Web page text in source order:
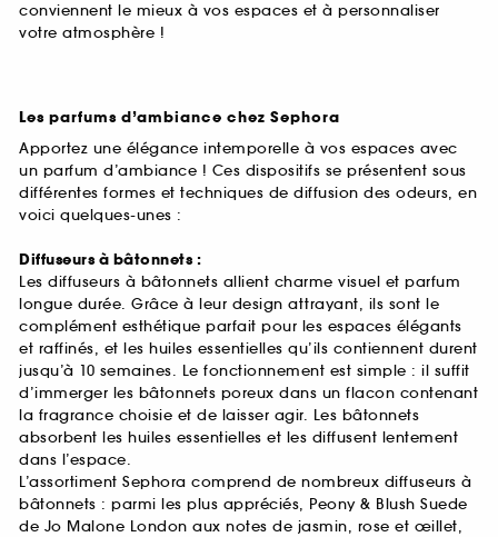
conviennent le mieux à vos espaces et à personnaliser
votre atmosphère !
Les parfums d’ambiance chez Sephora
Apportez une élégance intemporelle à vos espaces avec
un parfum d’ambiance ! Ces dispositifs se présentent sous
différentes formes et techniques de diffusion des odeurs, en
voici quelques-unes :
Diffuseurs à bâtonnets :
Les diffuseurs à bâtonnets allient charme visuel et parfum
longue durée. Grâce à leur design attrayant, ils sont le
complément esthétique parfait pour les espaces élégants
et raffinés, et les huiles essentielles qu’ils contiennent durent
jusqu’à 10 semaines. Le fonctionnement est simple : il suffit
d’immerger les bâtonnets poreux dans un flacon contenant
la fragrance choisie et de laisser agir. Les bâtonnets
absorbent les huiles essentielles et les diffusent lentement
dans l’espace.
L’assortiment Sephora comprend de nombreux diffuseurs à
bâtonnets : parmi les plus appréciés, Peony & Blush Suede
de Jo Malone London aux notes de jasmin, rose et œillet,